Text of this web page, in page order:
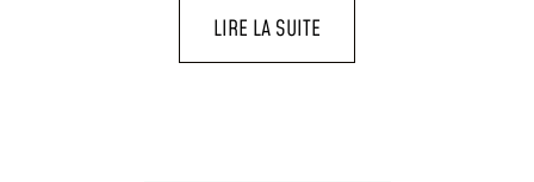
LIRE LA SUITE